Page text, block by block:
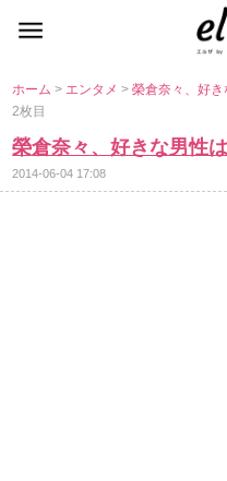
ホーム> エンタメ>榮倉奈々、好
2枚目
榮倉奈々、好きな男性
2014-06-04 17:08